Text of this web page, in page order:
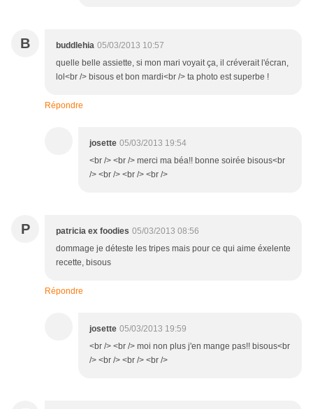
B buddlehia 05/03/2013 10:57
quelle belle assiette, si mon mari voyait ça, il créverait l'écran,
lol<br /> bisous et bon mardi<br /> ta photo est superbe !
Répondre
josette 05/03/2013 19:54
<br /> <br /> merci ma béa!! bonne soirée bisous<br
/> <br /> <br /> <br />
P patricia ex foodies 05/03/2013 08:56
dommage je déteste les tripes mais pour ce qui aime éxelente
recette, bisous
Répondre
josette 05/03/2013 19:59
<br /> <br /> moi non plus j'en mange pas!! bisous<br
/> <br /> <br /> <br />